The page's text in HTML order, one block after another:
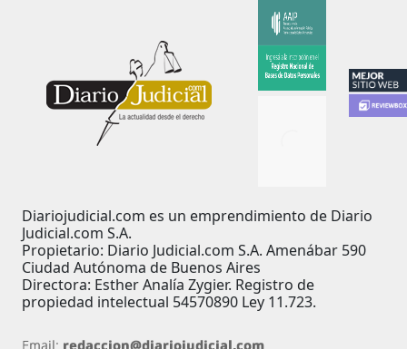
Diariojudicial.com es un emprendimiento de Diario
Judicial.com S.A.
Propietario: Diario Judicial.com S.A. Amenábar 590
Ciudad Autónoma de Buenos Aires
Directora: Esther Analía Zygier. Registro de
propiedad intelectual 54570890 Ley 11.723.